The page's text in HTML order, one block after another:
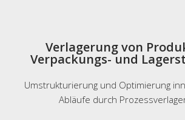
Verlagerung von
Verpackungs- und
Umstrukturierung und Optimierung
Abläufe durch